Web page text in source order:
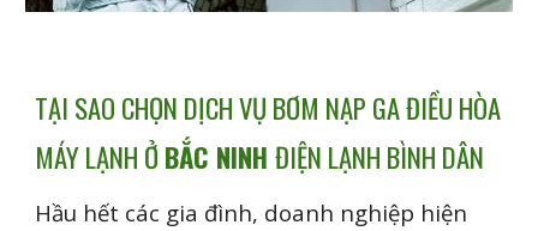
TẠI SAO CHỌN DỊCH VỤ BƠM NẠP GA ĐIỀU HÒA
MÁY LẠNH ỞBẮC NINHĐIỆN LẠNH BÌNH DÂN
Hầu hết các gia đình, doanh nghiệp hiện